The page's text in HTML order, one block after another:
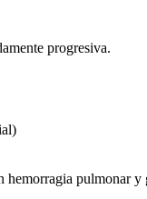
progresiva.
hemorragia pulmonar